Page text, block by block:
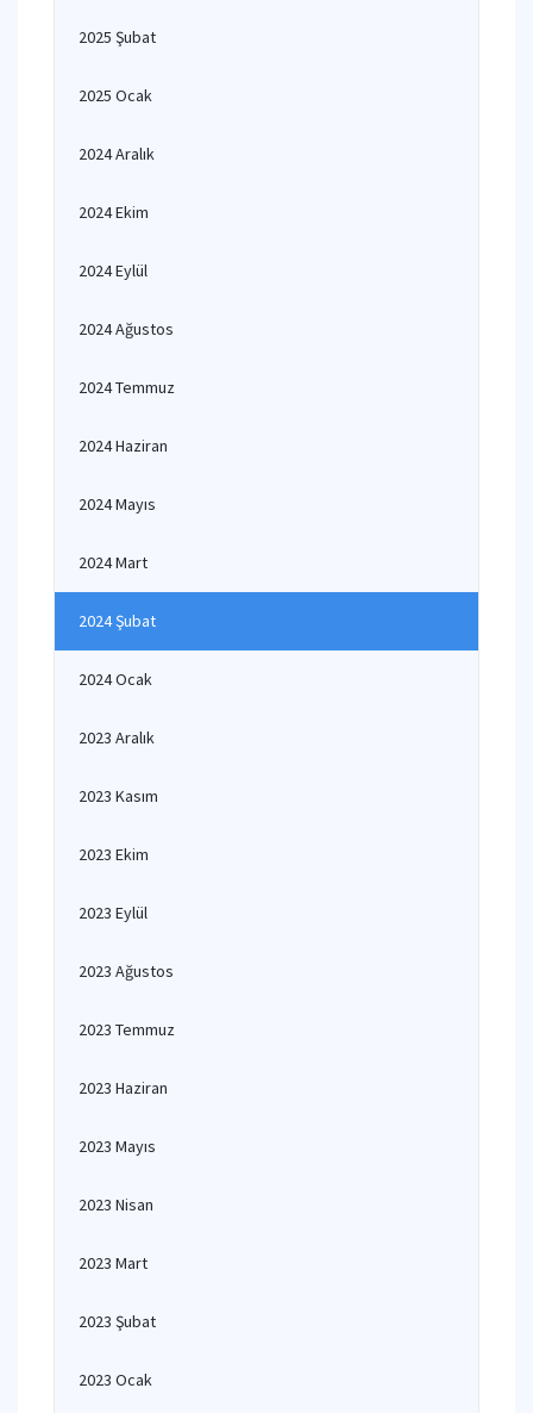
2025 Şubat
2025 Ocak
2024 Aralık
2024 Ekim
2024 Eylül
2024 Ağustos
2024 Temmuz
2024 Haziran
2024 Mayıs
2024 Mart
2024 Şubat
2024 Ocak
2023 Aralık
2023 Kasım
2023 Ekim
2023 Eylül
2023 Ağustos
2023 Temmuz
2023 Haziran
2023 Mayıs
2023 Nisan
2023 Mart
2023 Şubat
2023 Ocak